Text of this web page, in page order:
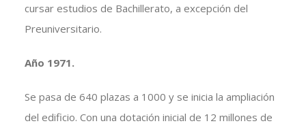
cursar estudios de Bachillerato, a excepción del
Preuniversitario.
Año 1971.
Se pasa de 640 plazas a 1000 y se inicia la ampliación
del edificio. Con una dotación inicial de 12 millones de